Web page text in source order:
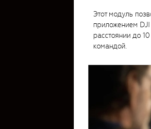
Этот модуль
приложением
расстоянии до
командой.